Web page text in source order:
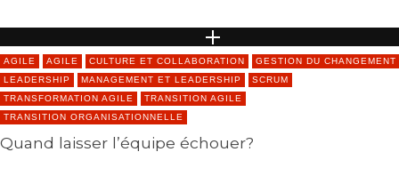
AGILE AGILE CULTURE ET COLLABORATION
GESTION DU CHANGEMENT
LEADERSHIP
MANAGEMENT ET LEADERSHIP
SCRUM
TRANSFORMATION AGILE
TRANSITION AGILE
TRANSITION ORGANISATIONNELLE
Quand laisser l’équipe échouer?